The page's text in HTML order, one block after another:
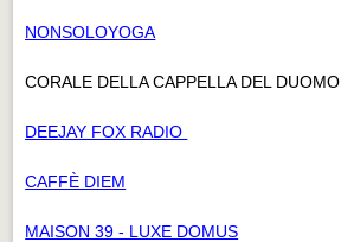
NONSOLOYOGA
CORALE DELLA CAPPELLA DEL DUOMO
DEEJAY FOX RADIO
CAFFÈ DIEM
MAISON 39 - LUXE DOMUS